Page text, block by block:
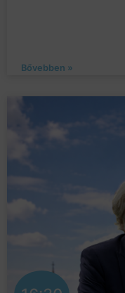
Bővebben »